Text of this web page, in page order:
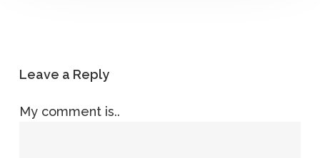
Leave a Reply
My comment is..